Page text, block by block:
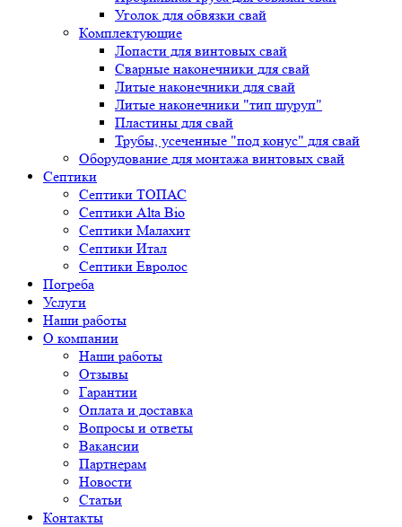
Уголок для обвязки свай
Комплектующие
Лопасти для винтовых свай
Сварные наконечники для свай
Литые наконечники для свай
Литые наконечники "тип шуруп"
Пластины для свай
Трубы, усеченные "под конус" для свай
Оборудование для монтажа винтовых свай
Септики
Септики ТОПАС
Септики Alta Bio
Септики Малахит
Септики Итал
Септики Евролос
Погреба
Услуги
Наши работы
О компании
Наши работы
Отзывы
Гарантии
Оплата и доставка
Вопросы и ответы
Вакансии
Партнерам
Новости
Статьи
Контакты